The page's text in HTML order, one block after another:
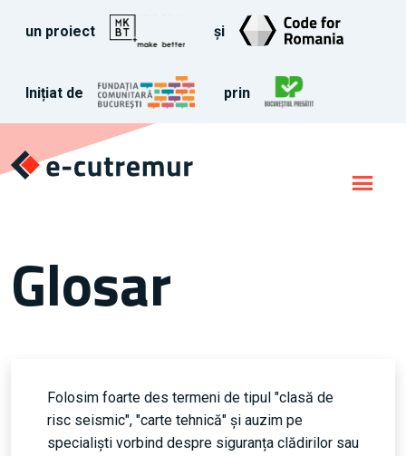
un proiect și
Inițiat de prin
Glosar
Folosim foarte des termeni de tipul "clasă de
risc seismic", "carte tehnică" și auzim pe
specialiști vorbind despre siguranța clădirilor sau